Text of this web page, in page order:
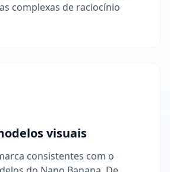
complexas de raciocínio
visuais
consistentes com o